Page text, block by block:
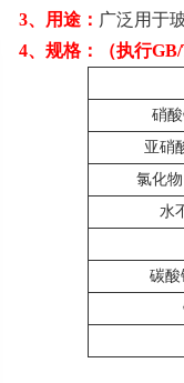
3、用途： 广泛用于
4、规格：（执行GB/
硝
亚硝
氯化
水
碳酸